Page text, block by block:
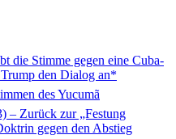
die Stimme gegen eine Cuba-
den Dialog an*
des Yucumã
– Zurück zur „Festung
gegen den Abstieg